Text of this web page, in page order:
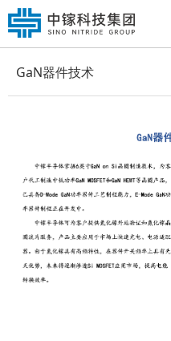
GaN器件技术